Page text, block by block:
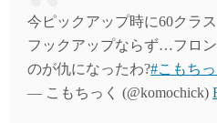
今ピックアップ時に60クラ
フックアップならず…フロ
のが仇になったわ?#こもち
— こもちっく (@komochick)